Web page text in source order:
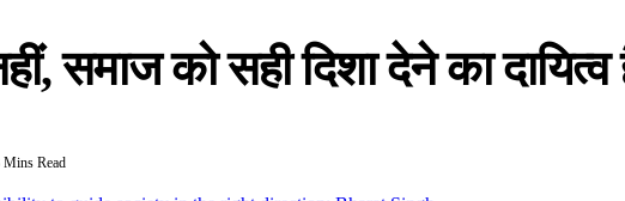
समाज को सही दिशा देने का
Mins Read